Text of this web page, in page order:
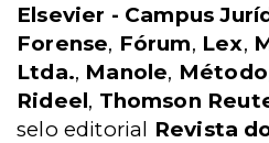
Elsevier - Campus
Forense, Fórum, Lex,
Ltda., Manole, Método
Rideel, Thomson
selo editorial Revista